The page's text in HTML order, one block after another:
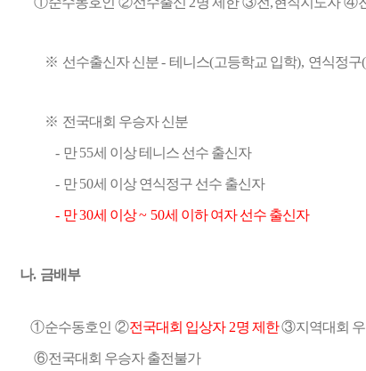
※ 선수출신자 신분- 테니스(고등학교 입학), 연식정구(
※ 전국대회 우승자 신분
- 만55세 이상 테니스 선수 출신자
- 만50세 이상 연식정구 선수 출신자
- 만30세 이상~ 50세 이하 여자 선수 출신자
나. 금배부
①순수동호인 ②전국대회 입상자2명 제한③지역대회
⑥전국대회 우승자 출전불가